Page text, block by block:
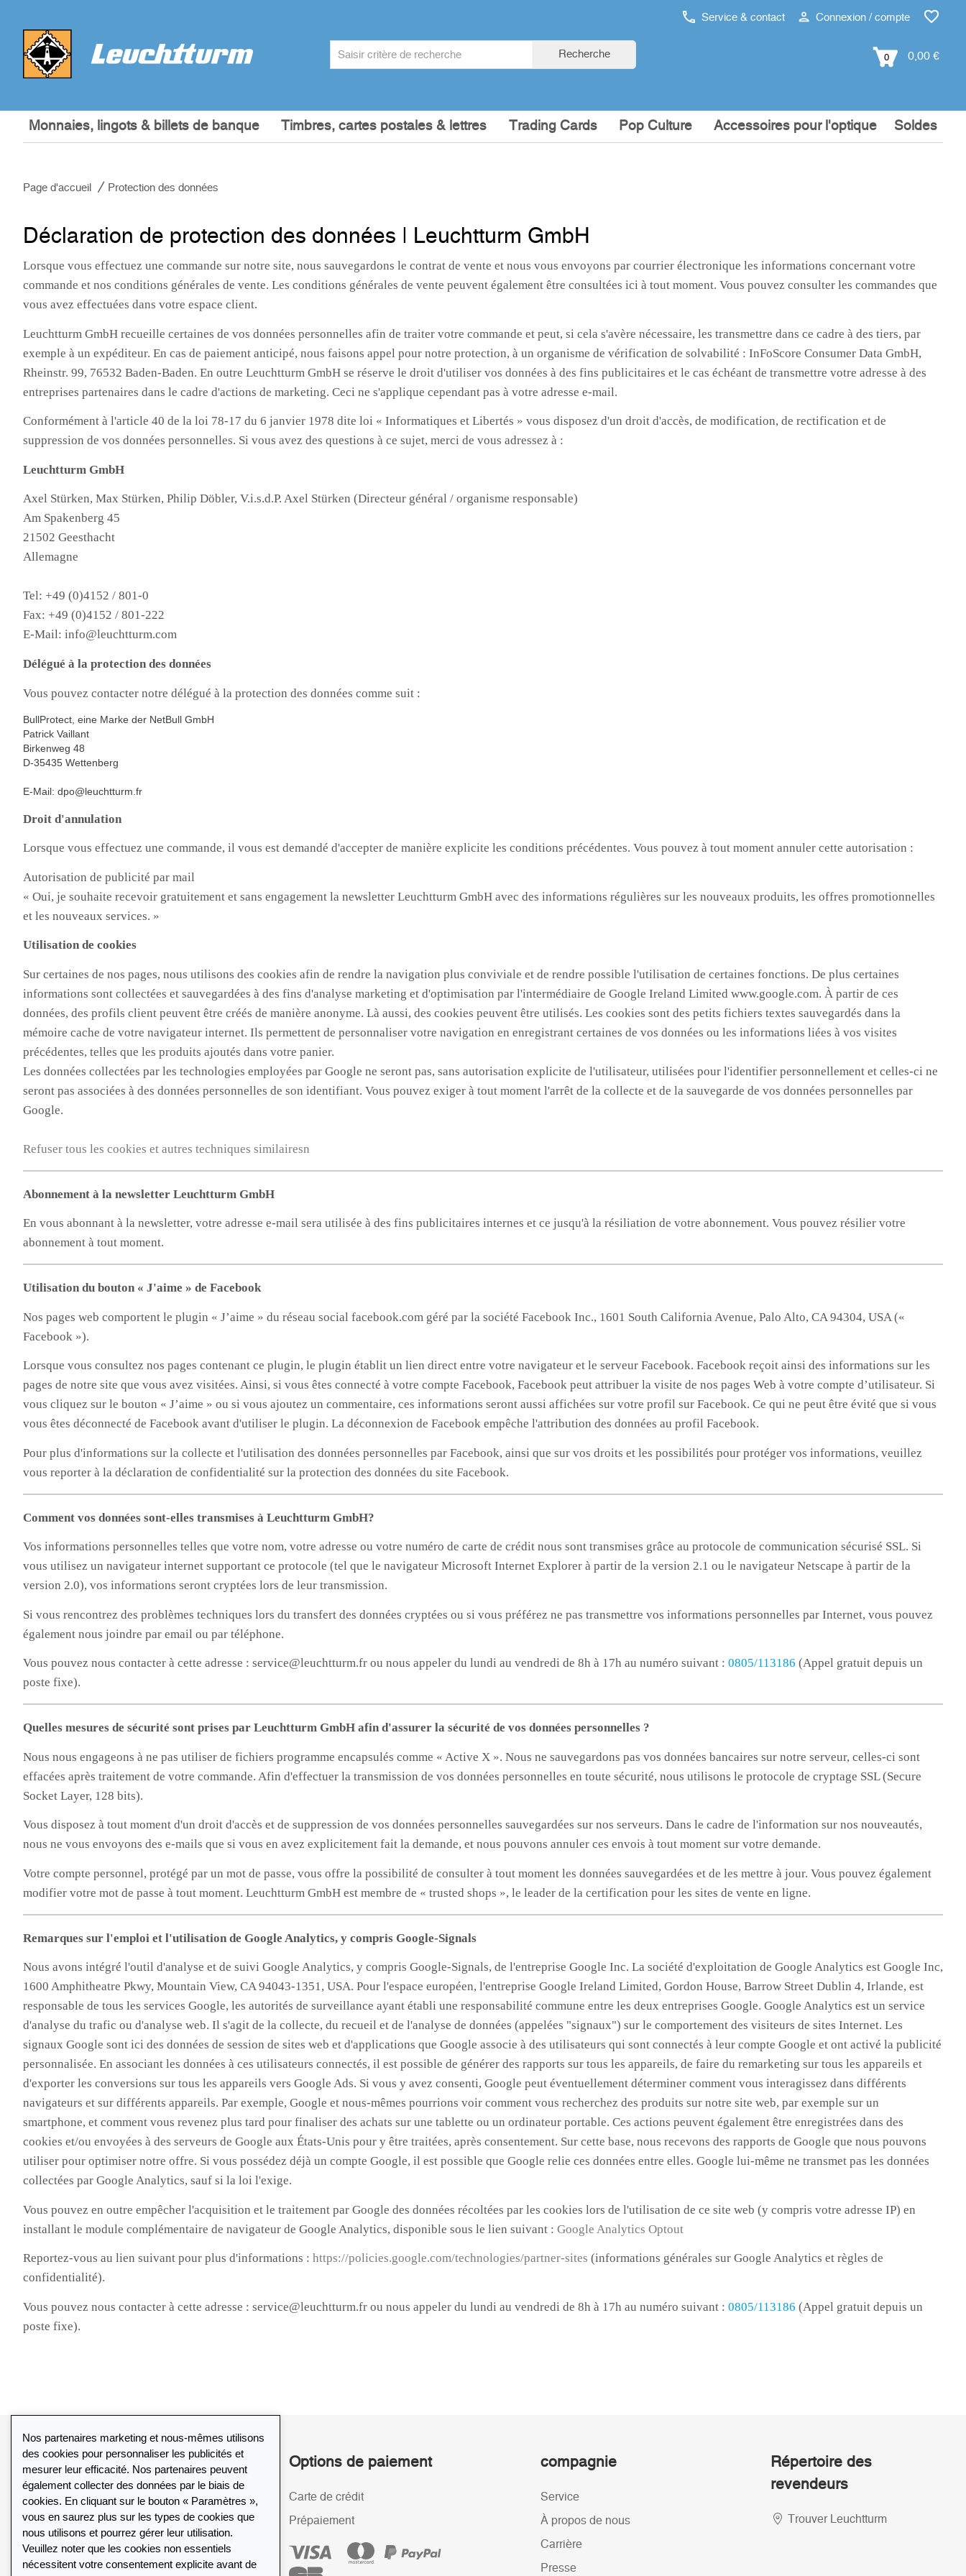
Service & contact Connexion / compte
Recherche 0 0,00 €
Monnaies, lingots & billets de banque Timbres, cartes postales & lettres Trading Cards Pop Culture Accessoires pour l'optique Soldes
Page d'accueil Protection des données
Déclaration de protection des données | Leuchtturm GmbH
Service
Politique de retour de 30 jours
Cryptage SSL
FAQ
Options de paiement
Carte de crédit
Prépaiement
compagnie
Service
À propos de nous
Carrière
Presse
Répertoire des
revendeurs
Trouver Leuchtturm
Nos partenaires marketing et nous-mêmes utilisons
des cookies pour personnaliser les publicités et
mesurer leur efficacité. Nos partenaires peuvent
également collecter des données par le biais de
cookies. En cliquant sur le bouton « Paramètres »,
vous en saurez plus sur les types de cookies que
nous utilisons et pourrez gérer leur utilisation.
Veuillez noter que les cookies non essentiels
nécessitent votre consentement explicite avant de